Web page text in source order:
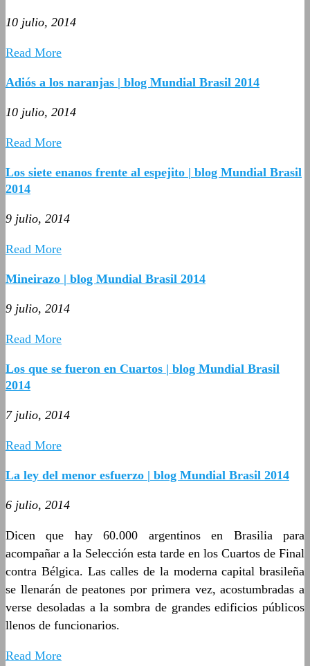
10 julio, 2014
Read More
Adiós a los naranjas | blog Mundial Brasil 2014
10 julio, 2014
Read More
Los siete enanos frente al espejito | blog Mundial Brasil
2014
9 julio, 2014
Read More
Mineirazo | blog Mundial Brasil 2014
9 julio, 2014
Read More
Los que se fueron en Cuartos | blog Mundial Brasil
2014
7 julio, 2014
Read More
La ley del menor esfuerzo | blog Mundial Brasil 2014
6 julio, 2014
Dicen que hay 60.000 argentinos en Brasilia para
acompañar a la Selección esta tarde en los Cuartos de Final
contra Bélgica. Las calles de la moderna capital brasileña
se llenarán de peatones por primera vez, acostumbradas a
verse desoladas a la sombra de grandes edificios públicos
llenos de funcionarios.
Read More